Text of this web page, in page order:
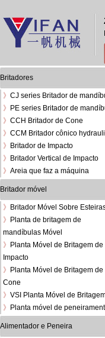
Britadores
》 CJ series Britador de
》
PE series Britador de
》 CCH Britador de Cone
》 CCM Britador cônico
》
Britador de Impacto
》
Britador Vertical de Impacto
》 Areia que faz a máquina
Britador móvel
》
Britador Móvel Sobre
》
Planta de britagem de
mandíbulas Móvel
》
Planta Móvel de Britagem de
Impacto
》
Planta Móvel de Britagem de
Cone
》 VSI Planta Móvel de
》
Planta móvel de
Alimentador e Peneira